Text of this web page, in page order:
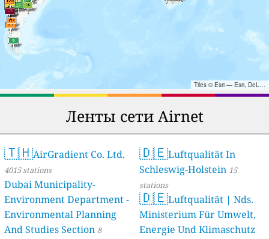
Tiles © Esri — Esri, DeLorme, NAVTEQ, TomTom, Intermap, iPC, USGS, FAO, NPS, NRCAN, GeoBase, Kadaster NL, Ordnance Survey, Esri Japan, METI, Esri China (Hong Kong), and the GIS User Community
Ленты сети Airnet
🇹🇭AirGradient Co. Ltd.
4015 stations
Dubai Municipality-
Environment Department -
Environmental Planning
And Studies Section 8
🇩🇪Luftqualität In
Schleswig-Holstein 15
stations
🇩🇪Luftqualität | Nds.
Ministerium Für Umwelt,
Energie Und Klimaschutz